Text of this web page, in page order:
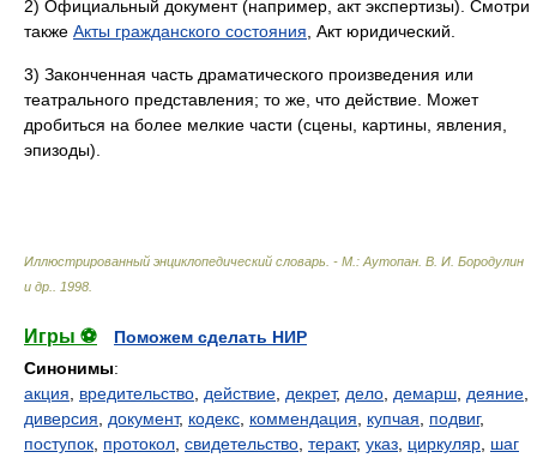
2) Официальный документ (например, акт экспертизы). Смотри
также Акты гражданского состояния , Акт юридический.
3) Законченная часть драматического произведения или
театрального представления; то же, что действие. Может
дробиться на более мелкие части (сцены, картины, явления,
эпизоды).
Иллюстрированный энциклопедический словарь. - М.: Аутопан В. И. Бородулин
и др.
1998
Игры ⚽
Поможем сделать НИР
Синонимы:
акция
вредительство действие декрет, дело демарш деяние
диверсия
документ, кодекс коммендация купчая подвиг,
поступок протокол свидетельство теракт, указ циркуляр шаг